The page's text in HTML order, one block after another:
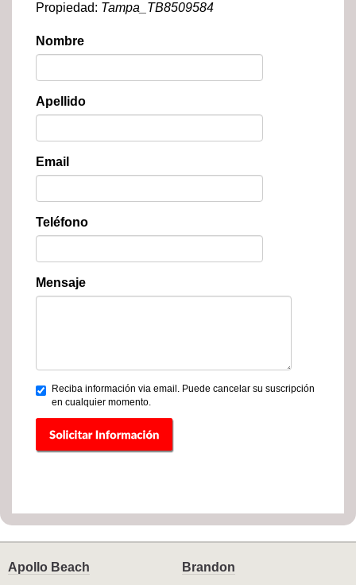
Propiedad: Tampa_TB8509584
Nombre
Apellido
Email
Teléfono
Mensaje
Reciba información via email. Puede cancelar su suscripción
en cualquier momento.
Apollo Beach
Brandon